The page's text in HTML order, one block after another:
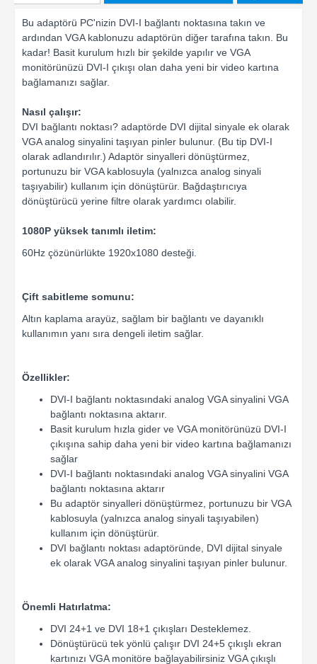
Bu adaptörü PC'nizin DVI-I bağlantı noktasına takın ve
ardından VGA kablonuzu adaptörün diğer tarafına takın. Bu
kadar! Basit kurulum hızlı bir şekilde yapılır ve VGA
monitörünüzü DVI-I çıkışı olan daha yeni bir video kartına
bağlamanızı sağlar.
Nasıl çalışır:
DVI bağlantı noktası? adaptörde DVI dijital sinyale ek olarak
VGA analog sinyalini taşıyan pinler bulunur. (Bu tip DVI-I
olarak adlandırılır.) Adaptör sinyalleri dönüştürmez,
portunuzu bir VGA kablosuyla (yalnızca analog sinyali
taşıyabilir) kullanım için dönüştürür. Bağdaştırıcıya
dönüştürücü yerine filtre olarak yardımcı olabilir.
1080P yüksek tanımlı iletim:
60Hz çözünürlükte 1920x1080 desteği.
Çift sabitleme somunu:
Altın kaplama arayüz, sağlam bir bağlantı ve dayanıklı
kullanımın yanı sıra dengeli iletim sağlar.
Özellikler:
DVI-I bağlantı noktasındaki analog VGA sinyalini VGA
bağlantı noktasına aktarır.
Basit kurulum hızla gider ve VGA monitörünüzü DVI-I
çıkışına sahip daha yeni bir video kartına bağlamanızı
sağlar
DVI-I bağlantı noktasındaki analog VGA sinyalini VGA
bağlantı noktasına aktarır
Bu adaptör sinyalleri dönüştürmez, portunuzu bir VGA
kablosuyla (yalnızca analog sinyali taşıyabilen)
kullanım için dönüştürür.
DVI bağlantı noktası adaptöründe, DVI dijital sinyale
ek olarak VGA analog sinyalini taşıyan pinler bulunur.
Önemli Hatırlatma:
DVI 24+1 ve DVI 18+1 çıkışları Desteklemez.
Dönüştürücü tek yönlü çalışır DVI 24+5 çıkışlı ekran
kartınızı VGA monitöre bağlayabilirsiniz VGA çıkışlı